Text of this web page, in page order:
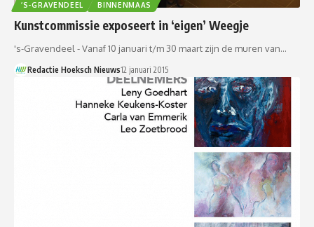
’S-GRAVENDEEL BINNENMAAS
Kunstcommissie exposeert in ‘eigen’ Weegje
's-Gravendeel - Vanaf 10 januari t/m 30 maart zijn de muren van…
Redactie Hoeksch Nieuws12 januari 2015